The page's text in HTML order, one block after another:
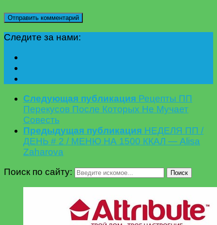
Следите за нами:
Следующая публикация Рецепты ПП
Перекусов После Которых Не Мучает
Совесть
Предыдущая публикация НЕДЕЛЯ ПП /
ДЕНЬ # 2 / МЕНЮ НА 1500 ККАЛ — Alisa
Zaharova
Поиск по сайту:
Поиск